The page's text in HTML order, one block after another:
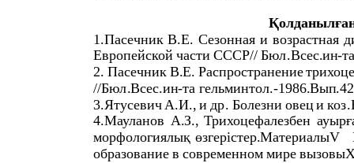
1.Пасечник В.Е. Сезонная и возрастная
Европейской части СССР// Бюл.Всес.ин-та
2. Пасечник В.Е. Распространение
//Бюл.Всес.ин-та гельминтол.-1986.Вып
3.ЯтусевичА.И., и др. Болезни овеци коз.
4.Мауланов А.З., Трихоцефалезбен
морфологиялық өзгерістер.МатериалыV
образование в современном мире вызовы